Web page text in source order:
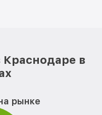
Краснодаре в
рынке